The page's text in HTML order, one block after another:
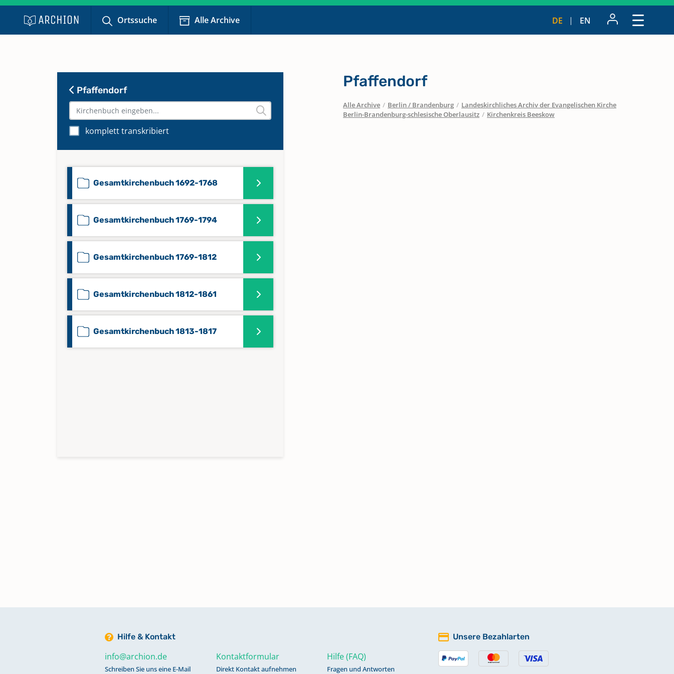
Ortssuche Alle Archive DE EN
Pfaffendorf
komplett transkribiert
Gesamtkirchenbuch 1692-1768
Gesamtkirchenbuch 1769-1794
Gesamtkirchenbuch 1769-1812
Gesamtkirchenbuch 1812-1861
Gesamtkirchenbuch 1813-1817
Pfaffendorf
Alle Archive / Berlin / Brandenburg / Landeskirchliches Archiv der Evangelischen Kirche
Berlin-Brandenburg-schlesische Oberlausitz / Kirchenkreis Beeskow
Hilfe & Kontakt
info@archion.de
Schreiben Sie uns eine E-Mail
Kontaktformular
Direkt Kontakt aufnehmen
Hilfe (FAQ)
Fragen und Antworten
Unsere Bezahlarten